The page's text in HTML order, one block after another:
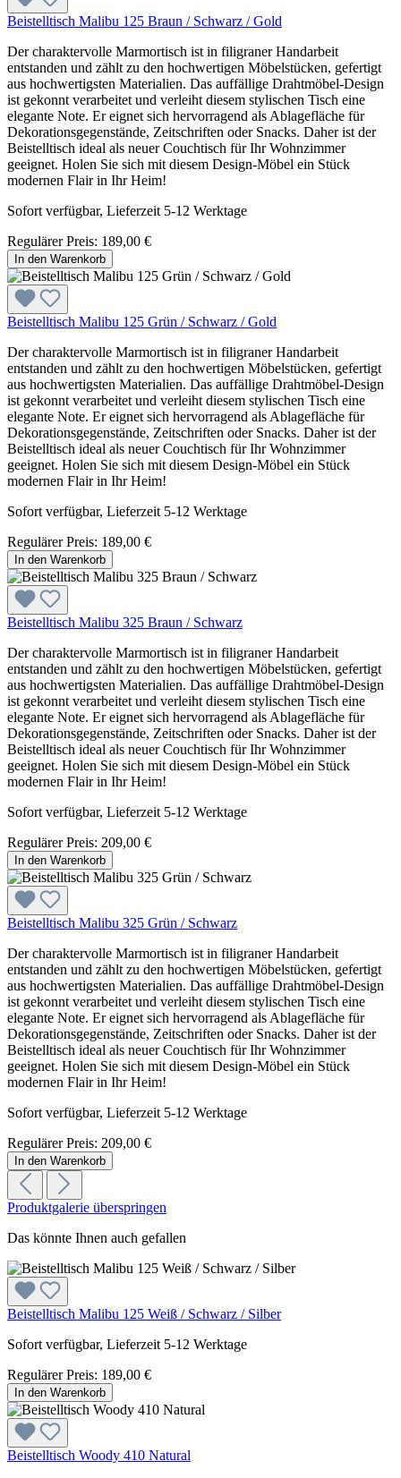
Beistelltisch Malibu 125 Braun / Schwarz / Gold
Der charaktervolle Marmortisch ist in filigraner Handarbeit
entstanden und zählt zu den hochwertigen Möbelstücken, gefertigt
aus hochwertigsten Materialien. Das auffällige Drahtmöbel-Design
ist gekonnt verarbeitet und verleiht diesem stylischen Tisch eine
elegante Note. Er eignet sich hervorragend als Ablagefläche für
Dekorationsgegenstände, Zeitschriften oder Snacks. Daher ist der
Beistelltisch ideal als neuer Couchtisch für Ihr Wohnzimmer
geeignet. Holen Sie sich mit diesem Design-Möbel ein Stück
modernen Flair in Ihr Heim!
Sofort verfügbar, Lieferzeit 5-12 Werktage
Regulärer Preis: 189,00 €
In den Warenkorb
Beistelltisch Malibu 125 Grün / Schwarz / Gold
Der charaktervolle Marmortisch ist in filigraner Handarbeit
entstanden und zählt zu den hochwertigen Möbelstücken, gefertigt
aus hochwertigsten Materialien. Das auffällige Drahtmöbel-Design
ist gekonnt verarbeitet und verleiht diesem stylischen Tisch eine
elegante Note. Er eignet sich hervorragend als Ablagefläche für
Dekorationsgegenstände, Zeitschriften oder Snacks. Daher ist der
Beistelltisch ideal als neuer Couchtisch für Ihr Wohnzimmer
geeignet. Holen Sie sich mit diesem Design-Möbel ein Stück
modernen Flair in Ihr Heim!
Sofort verfügbar, Lieferzeit 5-12 Werktage
Regulärer Preis: 189,00 €
In den Warenkorb
Beistelltisch Malibu 325 Braun / Schwarz
Der charaktervolle Marmortisch ist in filigraner Handarbeit
entstanden und zählt zu den hochwertigen Möbelstücken, gefertigt
aus hochwertigsten Materialien. Das auffällige Drahtmöbel-Design
ist gekonnt verarbeitet und verleiht diesem stylischen Tisch eine
elegante Note. Er eignet sich hervorragend als Ablagefläche für
Dekorationsgegenstände, Zeitschriften oder Snacks. Daher ist der
Beistelltisch ideal als neuer Couchtisch für Ihr Wohnzimmer
geeignet. Holen Sie sich mit diesem Design-Möbel ein Stück
modernen Flair in Ihr Heim!
Sofort verfügbar, Lieferzeit 5-12 Werktage
Regulärer Preis: 209,00 €
In den Warenkorb
Beistelltisch Malibu 325 Grün / Schwarz
Der charaktervolle Marmortisch ist in filigraner Handarbeit
entstanden und zählt zu den hochwertigen Möbelstücken, gefertigt
aus hochwertigsten Materialien. Das auffällige Drahtmöbel-Design
ist gekonnt verarbeitet und verleiht diesem stylischen Tisch eine
elegante Note. Er eignet sich hervorragend als Ablagefläche für
Dekorationsgegenstände, Zeitschriften oder Snacks. Daher ist der
Beistelltisch ideal als neuer Couchtisch für Ihr Wohnzimmer
geeignet. Holen Sie sich mit diesem Design-Möbel ein Stück
modernen Flair in Ihr Heim!
Sofort verfügbar, Lieferzeit 5-12 Werktage
Regulärer Preis: 209,00 €
In den Warenkorb
Produktgalerie überspringen
Das könnte Ihnen auch gefallen
Beistelltisch Malibu 125 Weiß / Schwarz / Silber
Sofort verfügbar, Lieferzeit 5-12 Werktage
Regulärer Preis: 189,00 €
In den Warenkorb
Beistelltisch Woody 410 Natural